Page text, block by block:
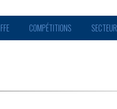
FFE COMPÉTITIONS